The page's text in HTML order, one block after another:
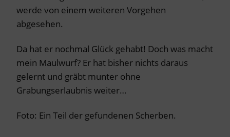
werde von einem weiteren Vorgehen
abgesehen.
Da hat er nochmal Glück gehabt! Doch was macht
mein Maulwurf? Er hat bisher nichts daraus
gelernt und gräbt munter ohne
Grabungserlaubnis weiter…
Foto: Ein Teil der gefundenen Scherben.